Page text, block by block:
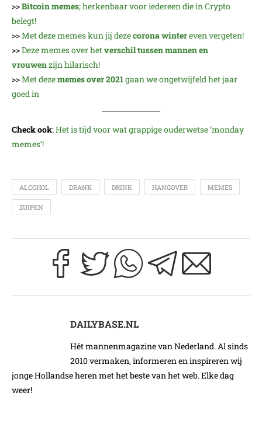
>>Bitcoin memes; herkenbaar voor iedereen die in Crypto
belegt!
>>Met deze memes kun jij dezecorona wintereven vergeten!
>>Deze memes over hetverschil tussen mannen en
vrouwenzijn hilarisch!
>>Met dezememes over 2021gaan we ongetwijfeld het jaar
goed in
Check ook:Het is tijd voor wat grappige ouderwetse ‘monday
memes’!
ALCOHOL DRANK DRINK HANGOVER MEMES
ZUIPEN
DAILYBASE.NL
Hét mannenmagazine van Nederland. Al sinds
2010 vermaken, informeren en inspireren wij
jonge Hollandse heren met het beste van het web. Elke dag
weer!